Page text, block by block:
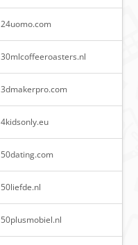
24uomo.com
30mlcoffeeroasters.nl
3dmakerpro.com
4kidsonly.eu
50dating.com
50liefde.nl
50plusmobiel.nl